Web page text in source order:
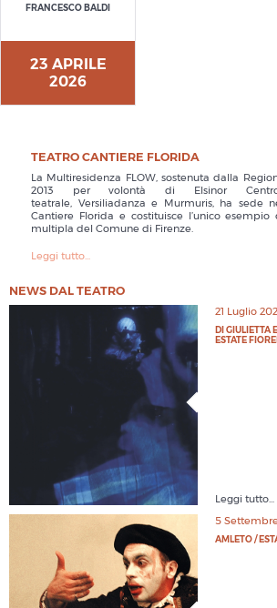
FRANCESCO BALDI
23 APRILE
2026
TEATRO CANTIERE FLORIDA
La Multiresidenza FLOW, sostenuta dalla
2013 per volontà di Elsinor
teatrale, Versiliadanza e Murmuris, ha sede
Cantiere Florida e costituisce l’unico
multipla del Comune di Firenze.
Leggi tutto...
NEWS DAL TEATRO
21 Luglio
DI GIULIETTA
ESTATE
Leggi tutto...
5
AMLETO /